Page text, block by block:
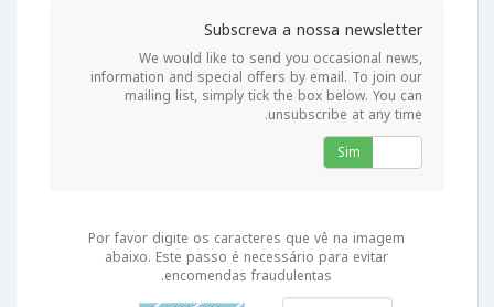
Subscreva a nossa newsletter
We would like to send you occasional news,
information and special offers by email. To join our
mailing list, simply tick the box below. You can
unsubscribe at any time.
Sim
Por favor digite os caracteres que vê na imagem
abaixo. Este passo é necessário para evitar
encomendas fraudulentas.